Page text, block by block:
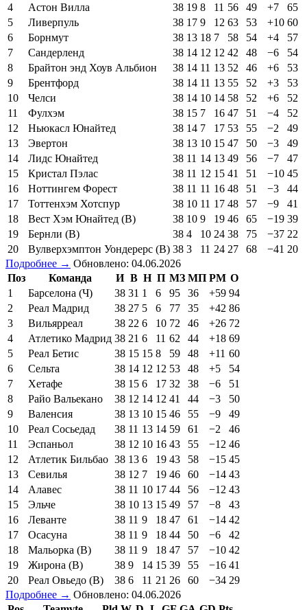
4
Астон Вилла 38 19 8 11 56 49 +7
65
5
Ливерпуль 38 17 9 12 63 53 +10 60
6
Борнмут 38 13 18 7 58 54 +4
57
7
Сандерленд 38 14 12 12 42 48 −6
54
8
Брайтон энд Хоув Альбион 38 14 11 13 52 46 +6
53
9
Брентфорд 38 14 11 13 55 52 +3
53
10
Челси 38 14 10 14 58 52 +6
52
11
Фулхэм 38 15 7 16 47 51 −4
52
12
Ньюкасл Юнайтед 38 14 7 17 53 55 −2
49
13
Эвертон 38 13 10 15 47 50 −3
49
14
Лидс Юнайтед 38 11 14 13 49 56 −7
47
15
Кристал Пэлас 38 11 12 15 41 51 −10 45
16
Ноттингем Форест 38 11 11 16 48 51 −3
44
17
Тоттенхэм Хотспур 38 10 11 17 48 57 −9
41
18
Вест Хэм Юнайтед (В) 38 10 9 19 46 65 −19 39
19
Бернли (В) 38 4 10 24 38 75 −37 22
20
Вулверхэмптон Уондерерс (В) 38 3 11 24 27 68 −41 20
Подробнее → Обновлено: 04.06.2026
Поз
Команда И В Н П МЗ МП РМ О
1
Барселона (Ч) 38 31 1 6 95 36 +59 94
2
Реал Мадрид 38 27 5 6 77 35 +42 86
3
Вильярреал 38 22 6 10 72 46 +26 72
4
Атлетико Мадрид 38 21 6 11 62 44 +18 69
5
Реал Бетис 38 15 15 8 59 48 +11 60
6
Сельта 38 14 12 12 53 48 +5
54
7
Хетафе 38 15 6 17 32 38 −6
51
8
Райо Вальекано 38 12 14 12 41 44 −3
50
9
Валенсия 38 13 10 15 46 55 −9
49
10
Реал Сосьедад 38 11 13 14 59 61 −2
46
11
Эспаньол 38 12 10 16 43 55 −12 46
12
Атлетик Бильбао 38 13 6 19 43 58 −15 45
13
Севилья 38 12 7 19 46 60 −14 43
14
Алавес 38 11 10 17 44 56 −12 43
15
Эльче 38 10 13 15 49 57 −8
43
16
Леванте 38 11 9 18 47 61 −14 42
17
Осасуна 38 11 9 18 44 50 −6
42
18
Мальорка (В) 38 11 9 18 47 57 −10 42
19
Жирона (В) 38 9 14 15 39 55 −16 41
20
Реал Овьедо (В) 38 6 11 21 26 60 −34 29
Подробнее → Обновлено: 04.06.2026